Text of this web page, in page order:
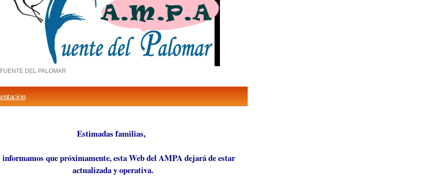
DEL PALOMAR
Estimadas familias,
informamos que próximamente, esta Web del AMPA dejará de estar
actualizada y operativa.